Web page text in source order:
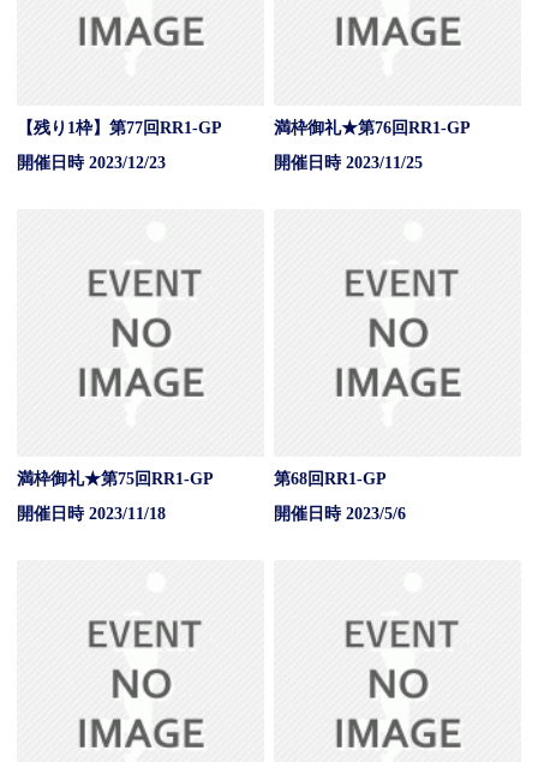
【残り1枠】第77回RR1-GP
開催日時 2023/12/23
満枠御礼★第76回RR1-GP
開催日時 2023/11/25
満枠御礼★第75回RR1-GP
開催日時 2023/11/18
第68回RR1-GP
開催日時 2023/5/6